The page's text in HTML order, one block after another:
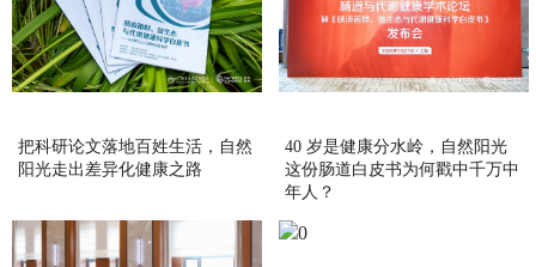
把科研论文落地百姓生活，自然
阳光走出差异化健康之路
40 岁是健康分水岭，自然阳光
这份肠道白皮书为何戳中千万中
年人？